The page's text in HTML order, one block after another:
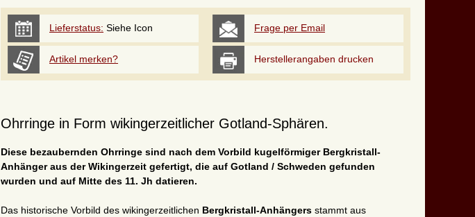
Lieferstatus: Siehe Icon Frage per Email
Artikel merken? Herstellerangaben drucken
Ohrringe in Form wikingerzeitlicher Gotland-Sphären.
Diese bezaubernden Ohrringe sind nach dem Vorbild kugelförmiger Bergkristall-
Anhänger aus der Wikingerzeit gefertigt, die auf Gotland / Schweden gefunden
wurden und auf Mitte des 11. Jh datieren.
Das historische Vorbild des wikingerzeitlichen Bergkristall-Anhängers stammt aus